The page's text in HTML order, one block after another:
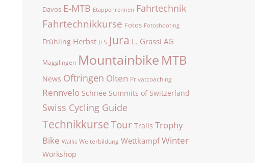
Davos E-MTB Etappenrennen Fahrtechnik
Fahrtechnikkurse Fotos Fotoshooting
Frühling Herbst J+S Jura L. Grassi AG
Magglingen Mountainbike MTB
News Oftringen Olten Privatcoaching
Rennvelo Schnee Summits of Switzerland
Swiss Cycling Guide
TechnikkurseTour Trails Trophy
Bike Wallis Weiterbildung Wettkampf Winter
Workshop